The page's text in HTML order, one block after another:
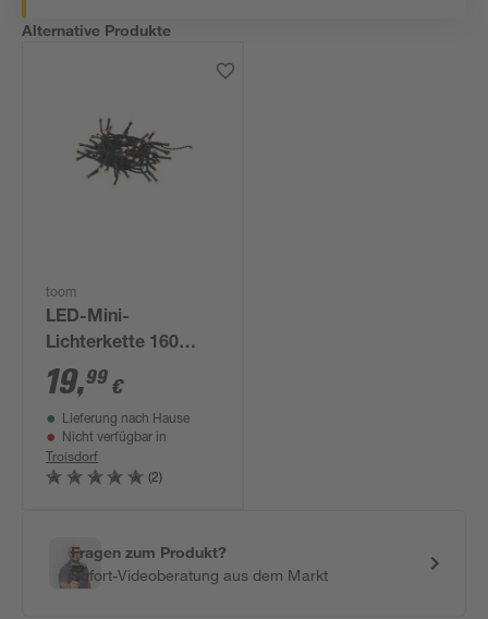
Alternative Produkte
toom
LED-Mini-
Lichterkette 160
LEDs warmweiß
1110 cm
19,99 €
Lieferung nach Hause
Nicht verfügbar in
Troisdorf
(2)
Fragen zum Produkt?
Sofort-Videoberatung aus dem Markt